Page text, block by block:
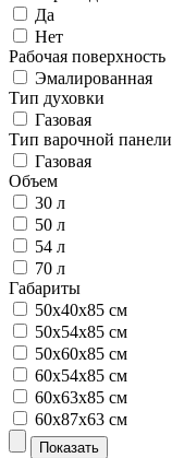
Да
Нет
Рабочая поверхность
Эмалированная
Тип духовки
Газовая
Тип варочной панели
Газовая
Объем
30 л
50 л
54 л
70 л
Габариты
50х40х85 см
50х54х85 см
50х60х85 см
60х54х85 см
60х63х85 см
60х87х63 см